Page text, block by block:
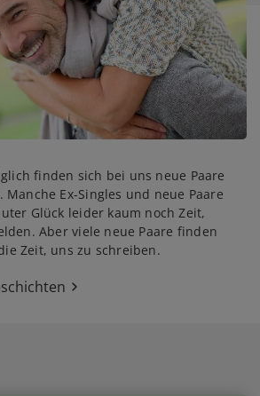
finden sich bei uns neue Paare
Ex-Singles und neue Paare
Glück leider kaum noch Zeit,
Aber viele neue Paare finden
Zeit, uns zu schreiben.